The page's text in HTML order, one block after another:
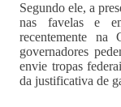
Segundo ele, a
nas favelas e
recentemente
governadores
envie tropas
da justificativa de